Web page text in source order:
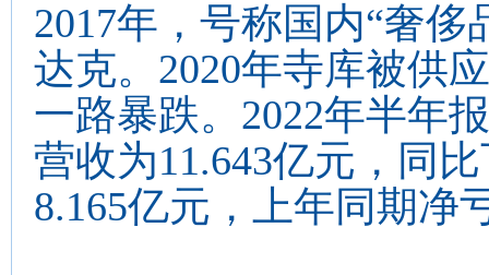
2017年，号称国内“奢
达克。2020年寺库被供
一路暴跌。2022年半年
营收为11.643亿元，同
8.165亿元，上年同期净